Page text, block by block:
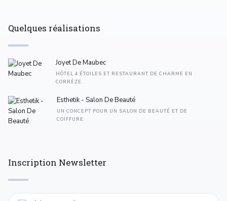
Quelques réalisations
Joyet De Maubec
HÔTEL 4 ÉTOILES ET RESTAURANT DE CHARME EN
CORRÈZE.
Esthetik - Salon De Beauté
UN CONCEPT POUR UN SALON DE BEAUTÉ ET DE
COIFFURE.
Inscription Newsletter